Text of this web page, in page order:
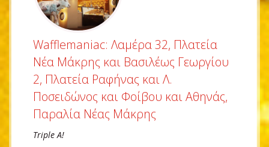
Wafflemaniac: Λαμέρα 32, Πλατεία
Νέα Μάκρης και Βασιλέως Γεωργίου
2, Πλατεία Ραφήνας και Λ.
Ποσειδώνος και Φοίβου και Αθηνάς,
Παραλία Νέας Μάκρης
Triple A!